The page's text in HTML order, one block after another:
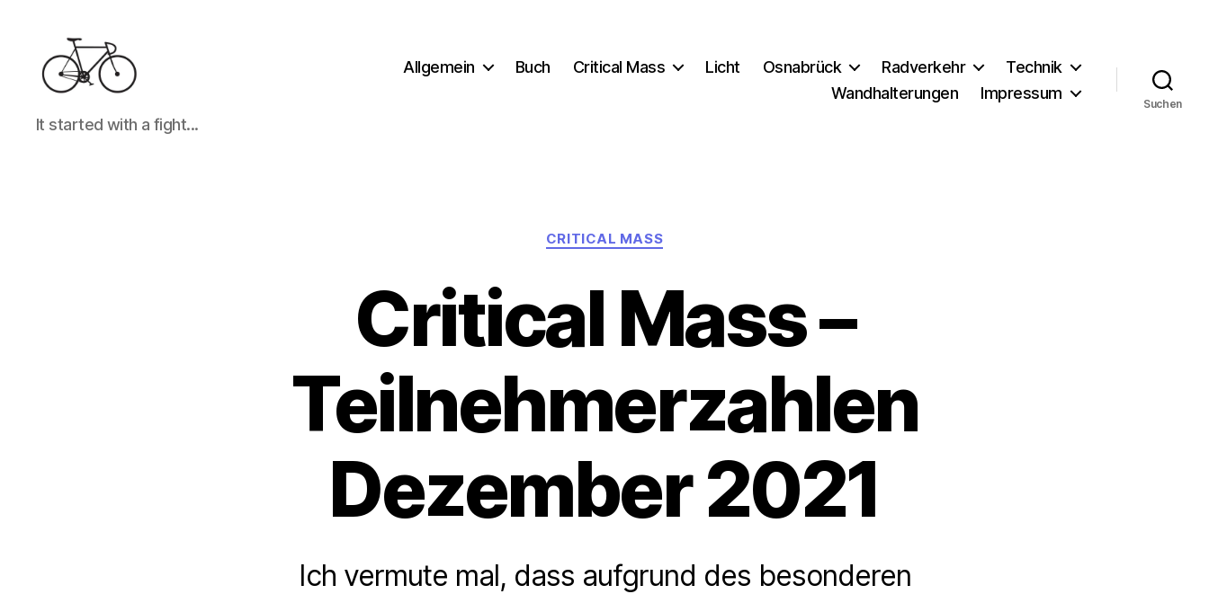
It
started
It started with a fight...
Allgemein Buch Critical Mass Licht Osnabrück Radverkehr
Technik
Wandhalterungen
Impressum
Suchen
Kategorien
CRITICAL MASS
Critical Mass –
Teilnehmerzahlen
Dezember 2021
Ich vermute mal, dass aufgrund des besonderen